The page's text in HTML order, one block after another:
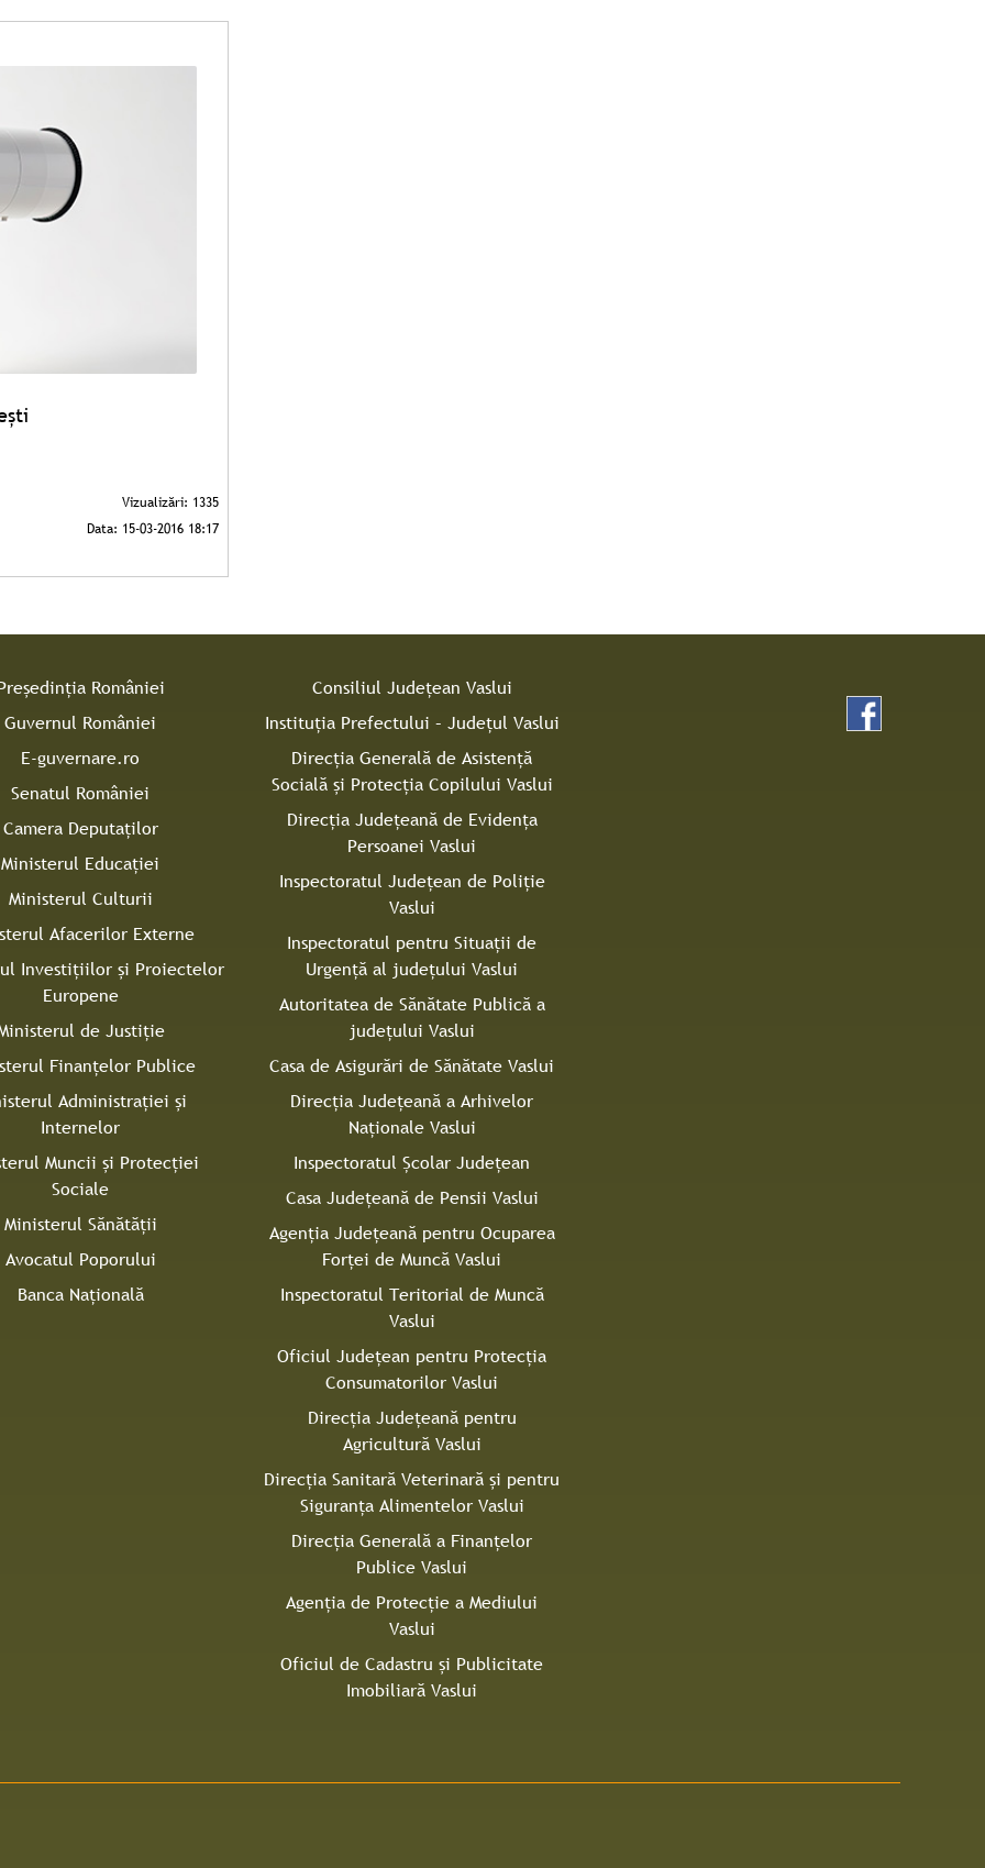
României
Guvernul României
E-guvernare.ro
Senatul României
Camera Deputaților
Ministerul Educației
Ministerul Culturii
Afacerilor Externe
Investițiilor și Proiectelor
Europene
de Justiție
Finanțelor Publice
Administrației și
Internelor
Muncii și Protecției
Sociale
Ministerul Sănătății
Avocatul Poporului
Banca Națională
Consiliul Judeţean Vaslui
Instituţia Prefectului – Judeţul Vaslui
Direcţia Generală de Asistenţă
Socială şi Protecţia Copilului Vaslui
Direcţia Judeţeană de Evidenţa
Persoanei Vaslui
Inspectoratul Judeţean de Poliţie
Vaslui
Inspectoratul pentru Situaţii de
Urgenţă al judeţului Vaslui
Autoritatea de Sănătate Publică a
judeţului Vaslui
Casa de Asigurări de Sănătate Vaslui
Direcţia Judeţeană a Arhivelor
Naţionale Vaslui
Inspectoratul Şcolar Judeţean
Casa Judeţeană de Pensii Vaslui
Agenţia Judeţeană pentru Ocuparea
Forţei de Muncă Vaslui
Inspectoratul Teritorial de Muncă
Vaslui
Oficiul Judeţean pentru Protecţia
Consumatorilor Vaslui
Direcţia Județeană pentru
Agricultură Vaslui
Direcţia Sanitară Veterinară şi pentru
Siguranţa Alimentelor Vaslui
Direcţia Generală a Finanţelor
Publice Vaslui
Agenţia de Protecţie a Mediului
Vaslui
Oficiul de Cadastru și Publicitate
Imobiliară Vaslui